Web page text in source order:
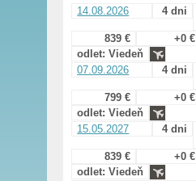
14.08.2026
4 dni
839 €
+0 €
odlet: Viedeň
07.09.2026
4 dni
799 €
+0 €
odlet: Viedeň
15.05.2027
4 dni
839 €
+0 €
odlet: Viedeň